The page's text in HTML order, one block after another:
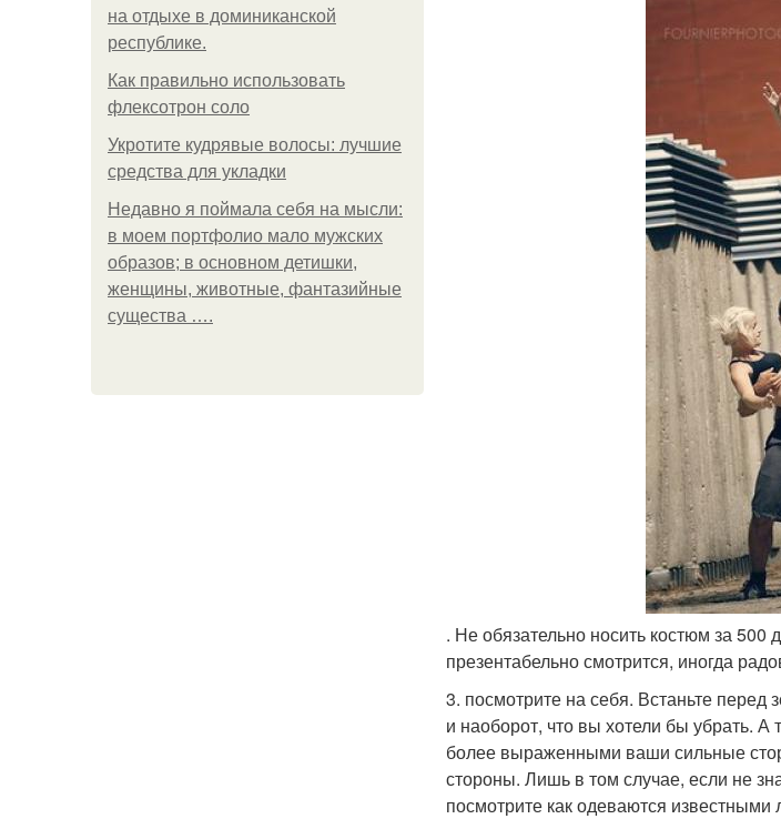
на отдыхе в доминиканской
республике.
Как правильно использовать
флексотрон соло
Укротите кудрявые волосы: лучшие
средства для укладки
Недавно я поймала себя на мысли:
в моем портфолио мало мужских
образов; в основном детишки,
женщины, животные, фантазийные
существа ….
. Не обязательно носить костюм за
презентабельно смотрится, иногда
3. посмотрите на себя. Встаньте перед
и наоборот, что вы хотели бы убрать.
более выраженными ваши сильные
стороны. Лишь в том случае, если не
посмотрите как одеваются